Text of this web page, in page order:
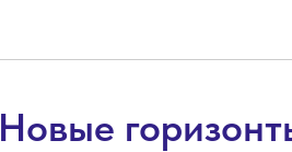
Новые